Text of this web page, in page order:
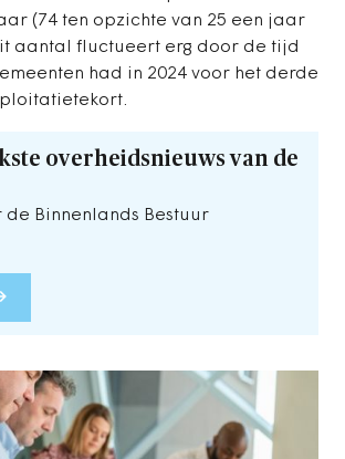
(74 ten opzichte van 25 een jaar
aantal fluctueert erg door de tijd
had in 2024 voor het derde
overheidsnieuws van de
Binnenlands Bestuur